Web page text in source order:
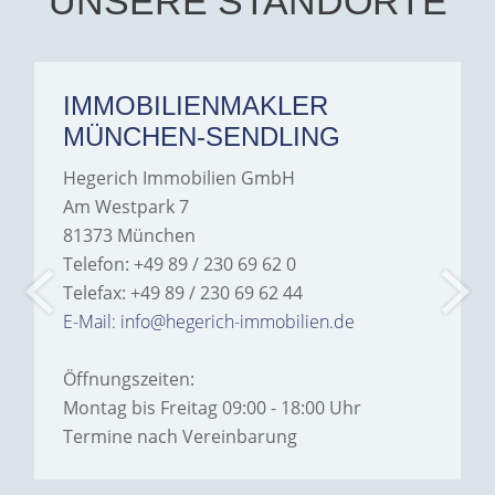
IMMOBILIENMAKLER
MÜNCHEN-SENDLING
Hegerich Immobilien GmbH
Am Westpark 7
81373 München
Telefon: +49 89 / 230 69 62 0
Telefax: +49 89 / 230 69 62 44
E-Mail: info@hegerich-immobilien.de
Öffnungszeiten:
Montag bis Freitag 09:00 - 18:00 Uhr
Termine nach Vereinbarung